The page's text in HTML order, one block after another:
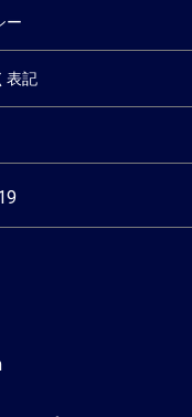
ー
表記